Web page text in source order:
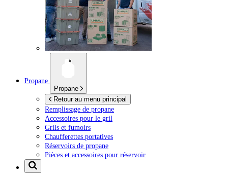
Propane
Propane
Retour au menu principal
Remplissage de propane
Accessoires pour le gril
Grils et fumoirs
Chaufferettes portatives
Réservoirs de propane
Pièces et accessoires pour réservoir